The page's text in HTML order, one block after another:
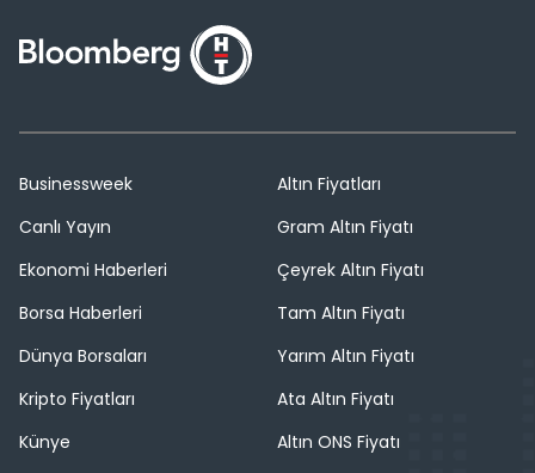
Businessweek
Canlı Yayın
Ekonomi Haberleri
Borsa Haberleri
Dünya Borsaları
Kripto Fiyatları
Künye
Altın Fiyatları
Gram Altın Fiyatı
Çeyrek Altın Fiyatı
Tam Altın Fiyatı
Yarım Altın Fiyatı
Ata Altın Fiyatı
Altın ONS Fiyatı